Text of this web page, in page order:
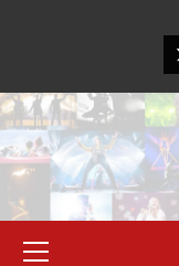
primario